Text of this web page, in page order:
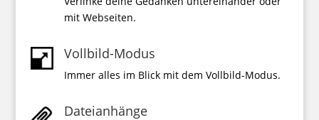
mit Webseiten.
Vollbild-Modus
Immer alles im Blick mit dem Vollbild-Modus.
Dateianhänge